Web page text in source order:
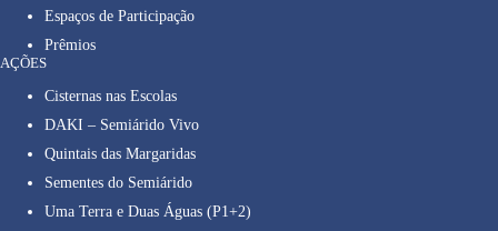
Espaços de Participação
Prêmios
AÇÕES
Cisternas nas Escolas
DAKI – Semiárido Vivo
Quintais das Margaridas
Sementes do Semiárido
Uma Terra e Duas Águas (P1+2)